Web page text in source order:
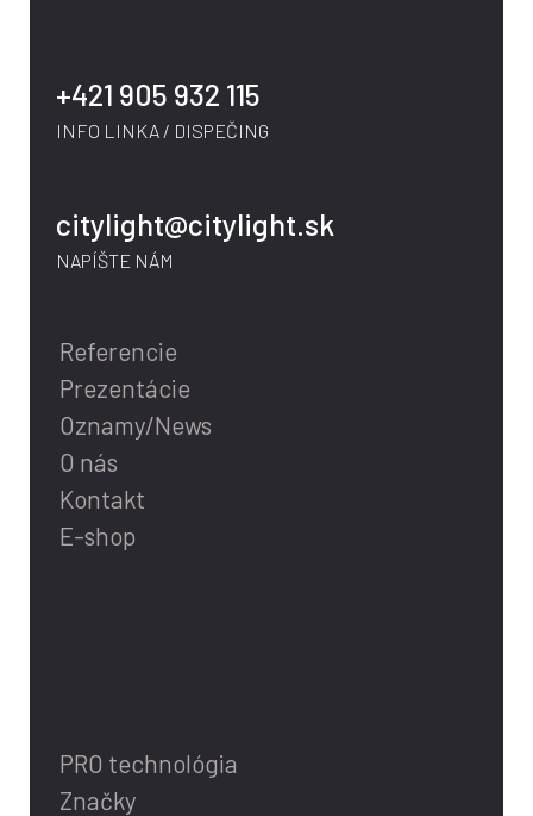
+421 905 932 115
INFO LINKA / DISPEČING
citylight@citylight.sk
NAPÍŠTE NÁM
Referencie
Prezentácie
Oznamy/News
O nás
Kontakt
E-shop
PRO technológia
Značky